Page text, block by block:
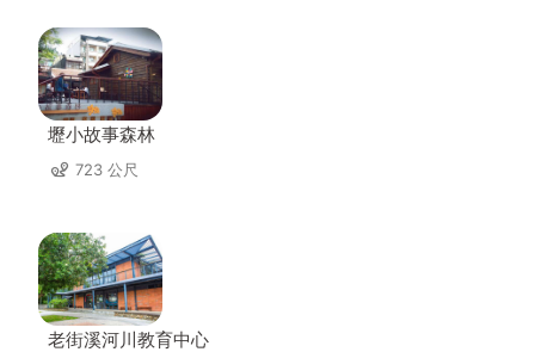
壢小故事森林
723 公尺
老街溪河川教育中心